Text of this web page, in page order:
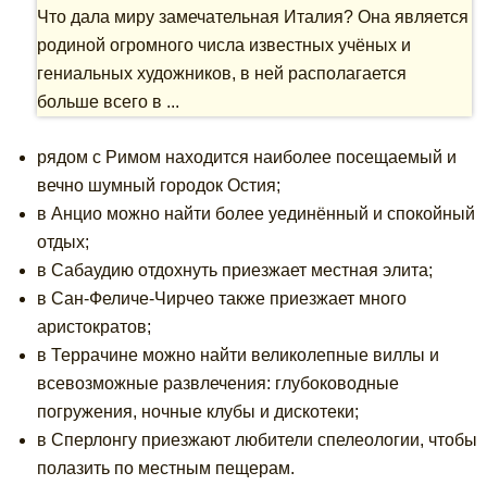
Что дала миру замечательная Италия? Она является
родиной огромного числа известных учёных и
гениальных художников, в ней располагается
больше всего в ...
рядом с Римом находится наиболее посещаемый и
вечно шумный городок Остия;
в Анцио можно найти более уединённый и спокойный
отдых;
в Сабаудию отдохнуть приезжает местная элита;
в Сан-Феличе-Чирчео также приезжает много
аристократов;
в Террачине можно найти великолепные виллы и
всевозможные развлечения: глубоководные
погружения, ночные клубы и дискотеки;
в Сперлонгу приезжают любители спелеологии, чтобы
полазить по местным пещерам.